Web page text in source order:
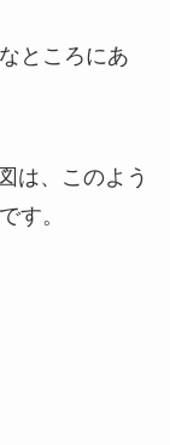
ところにあ
は、このよう
す。